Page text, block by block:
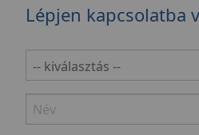
Lépjen kapcsolatba